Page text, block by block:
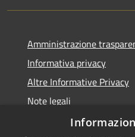
Amministrazione
Informativa privacy
Altre Informative Privacy
Note legali
Dichiarazione di